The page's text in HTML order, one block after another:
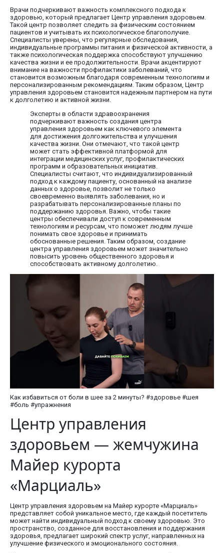
Врачи подчеркивают важность комплексного подхода к
здоровью, который предлагает Центр управления здоровьем.
Такой центр позволяет следить за физическим состоянием
пациентов и учитывать их психологическое благополучие.
Специалисты уверены, что регулярные обследования,
индивидуальные программы питания и физической активности, а
также психологическая поддержка способствуют улучшению
качества жизни и ее продолжительности. Врачи акцентируют
внимание на важности профилактики заболеваний, что
становится возможным благодаря современным технологиям и
персонализированным рекомендациям. Таким образом, Центр
управления здоровьем становится надежным партнером на пути
к долголетию и активной жизни.
Эксперты в области здравоохранения
подчеркивают важность создания центра
управления здоровьем как ключевого элемента
для достижения долгожительства и улучшения
качества жизни. Они отмечают, что такой центр
может стать эффективной платформой для
интеграции медицинских услуг, профилактических
программ и образовательных инициатив.
Специалисты считают, что индивидуализированный
подход к каждому пациенту, основанный на анализе
данных о здоровье, позволит не только
своевременно выявлять заболевания, но и
разрабатывать персонализированные планы по
поддержанию здоровья. Важно, чтобы такие
центры обеспечивали доступ к современным
технологиям и ресурсам, что поможет людям лучше
понимать свое здоровье и принимать
обоснованные решения. Таким образом, создание
центра управления здоровьем может значительно
повысить уровень общественного здоровья и
способствовать активному долголетию.
Как избавиться от боли в шее за 2 минуты? #здоровье #шея
#боль #упражнения
Центр управления
здоровьем — жемчужина
Майер курорта
«Марциаль»
Центр управления здоровьем на Майер курорте «Марциаль»
представляет собой уникальное место, где каждый посетитель
может найти индивидуальный подход к своему здоровью. Это
пространство, созданное для восстановления и поддержания
здоровья, предлагает широкий спектр услуг, направленных на
улучшение физического и эмоционального состояния.